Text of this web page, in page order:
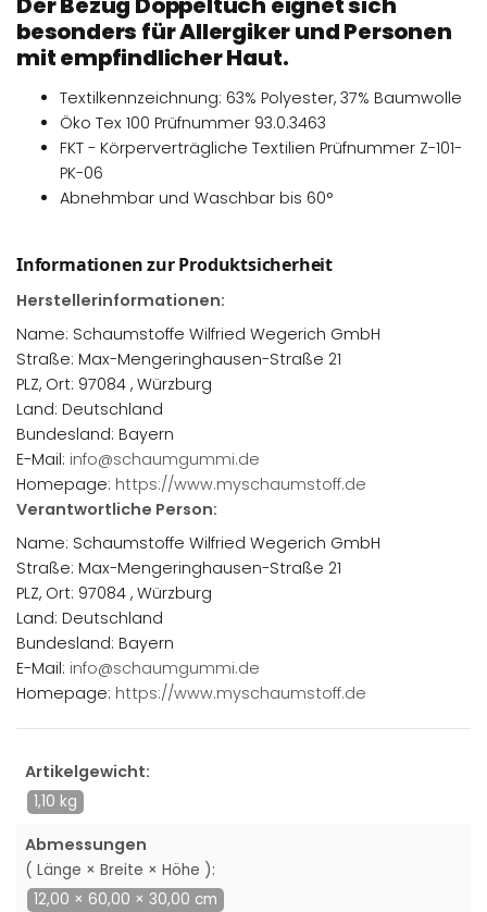
besonders für Allergiker und Personen
mit empfindlicher Haut.
Textilkennzeichnung: 63% Polyester, 37% Baumwolle
Öko Tex 100 Prüfnummer 93.0.3463
FKT - Körperverträgliche Textilien Prüfnummer Z-101-
PK-06
Abnehmbar und Waschbar bis 60°
Informationen zur Produktsicherheit
Herstellerinformationen:
Name: Schaumstoffe Wilfried Wegerich GmbH
Straße: Max-Mengeringhausen-Straße 21
PLZ, Ort: 97084 , Würzburg
Land: Deutschland
Bundesland: Bayern
E-Mail: info@schaumgummi.de
Homepage: https://www.myschaumstoff.de
Verantwortliche Person:
Name: Schaumstoffe Wilfried Wegerich GmbH
Straße: Max-Mengeringhausen-Straße 21
PLZ, Ort: 97084 , Würzburg
Land: Deutschland
Bundesland: Bayern
E-Mail: info@schaumgummi.de
Homepage: https://www.myschaumstoff.de
Artikelgewicht:
1,10 kg
Abmessungen
( Länge × Breite × Höhe ):
12,00 × 60,00 × 30,00 cm